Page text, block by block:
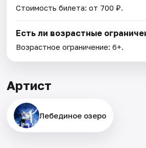
Стоимость билета: от 700 ₽.
Есть ли возрастные
Возрастное ограничение: 6+.
Артист
Лебединое озеро